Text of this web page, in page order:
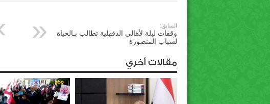
السابق:
وقفات ليلة لأهالى الدقهلية تطالب بـالحياة
لشباب المنصورة
مقالات أخري